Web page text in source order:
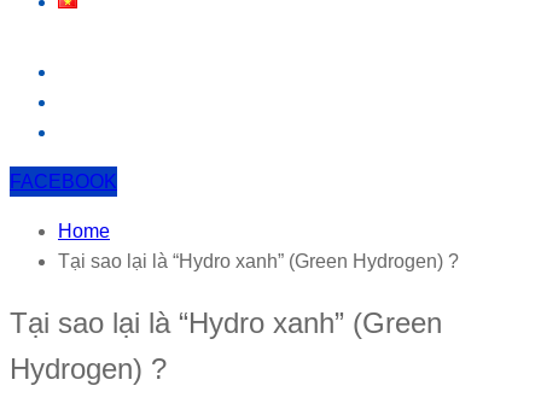
FACEBOOK
Home
Tại sao lại là “Hydro xanh” (Green Hydrogen) ?
Tại sao lại là “Hydro xanh” (Green
Hydrogen) ?